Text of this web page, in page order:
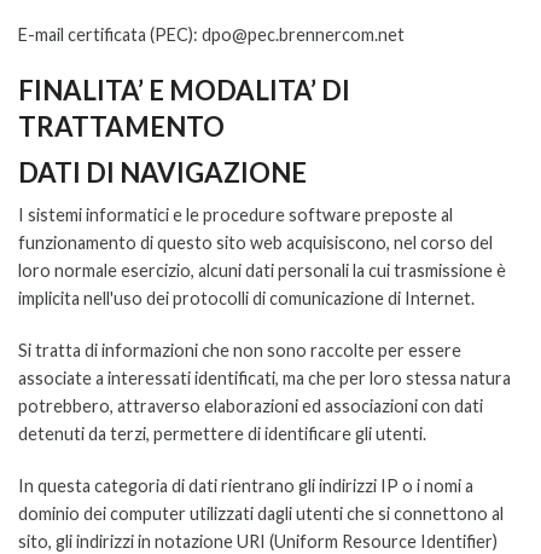
E-mail certificata (PEC): dpo@pec.brennercom.net
FINALITA’ E MODALITA’ DI
TRATTAMENTO
DATI DI NAVIGAZIONE
I sistemi informatici e le procedure software preposte al
funzionamento di questo sito web acquisiscono, nel corso del
loro normale esercizio, alcuni dati personali la cui trasmissione è
implicita nell'uso dei protocolli di comunicazione di Internet.
Si tratta di informazioni che non sono raccolte per essere
associate a interessati identificati, ma che per loro stessa natura
potrebbero, attraverso elaborazioni ed associazioni con dati
detenuti da terzi, permettere di identificare gli utenti.
In questa categoria di dati rientrano gli indirizzi IP o i nomi a
dominio dei computer utilizzati dagli utenti che si connettono al
sito, gli indirizzi in notazione URI (Uniform Resource Identifier)